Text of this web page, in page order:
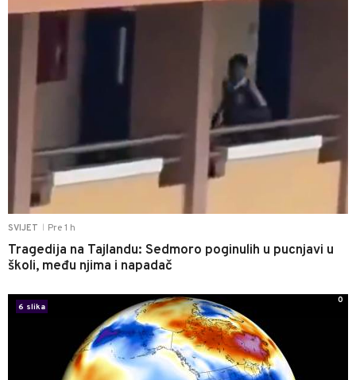
SVIJET Pre 1 h
Tragedija na Tajlandu: Sedmoro poginulih u pucnjavi u
školi, među njima i napadač
6 slika
0